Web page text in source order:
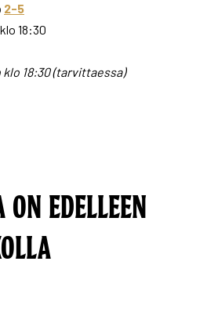
2-5
18:30
klo 18:30 (tarvittaessa)
ON EDELLEEN